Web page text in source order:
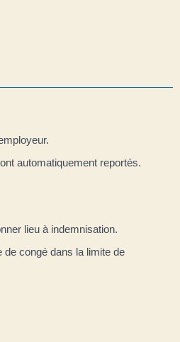
automatiquement reportés.
lieu à indemnisation.
congé dans la limite de